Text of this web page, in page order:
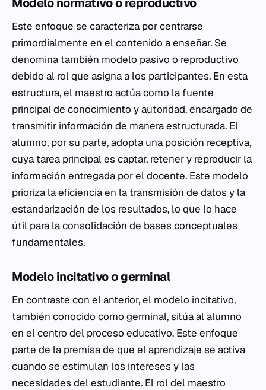
Este enfoque se caracteriza por centrarse
primordialmente en el contenido a enseñar. Se
denomina también modelo pasivo o reproductivo
debido al rol que asigna a los participantes. En esta
estructura, el maestro actúa como la fuente
principal de conocimiento y autoridad, encargado de
transmitir información de manera estructurada. El
alumno, por su parte, adopta una posición receptiva,
cuya tarea principal es captar, retener y reproducir la
información entregada por el docente. Este modelo
prioriza la eficiencia en la transmisión de datos y la
estandarización de los resultados, lo que lo hace
útil para la consolidación de bases conceptuales
fundamentales.
Modelo incitativo o germinal
En contraste con el anterior, el modelo incitativo,
también conocido como germinal, sitúa al alumno
en el centro del proceso educativo. Este enfoque
parte de la premisa de que el aprendizaje se activa
cuando se estimulan los intereses y las
necesidades del estudiante. El rol del maestro